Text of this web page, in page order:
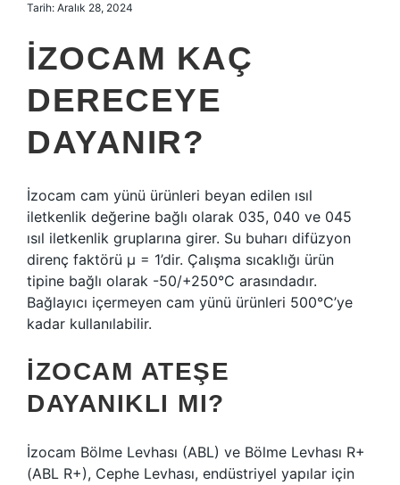
Tarih: Aralık 28, 2024
İZOCAM KAÇ
DERECEYE
DAYANIR?
İzocam cam yünü ürünleri beyan edilen ısıl
iletkenlik değerine bağlı olarak 035, 040 ve 045
ısıl iletkenlik gruplarına girer. Su buharı difüzyon
direnç faktörü µ = 1’dir. Çalışma sıcaklığı ürün
tipine bağlı olarak -50/+250°C arasındadır.
Bağlayıcı içermeyen cam yünü ürünleri 500°C’ye
kadar kullanılabilir.
İZOCAM ATEŞE
DAYANIKLI MI?
İzocam Bölme Levhası (ABL) ve Bölme Levhası R+
(ABL R+), Cephe Levhası, endüstriyel yapılar için